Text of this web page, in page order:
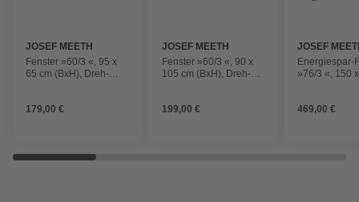
JOSEF MEETH
FENSTER UND
TÜREN
Fenster »60/3 «, 95 x
65 cm (BxH), Dreh-
179,00 €
JOSEF MEETH
FENSTER UND
TÜREN
Fenster »60/3 «, 90 x
105 cm (BxH), Dreh-
199,00 €
JOSEF
FENSTER
TÜREN
Energiespar-
»76/3 «, 150
469,00 €